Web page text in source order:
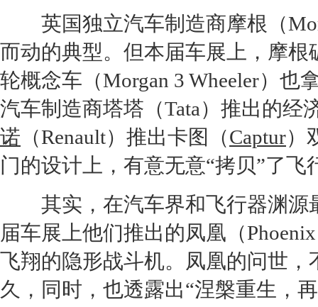
英国独立汽车制造商摩根 （
而动的典型。但本届车展上， 摩根
轮概念车 （Morgan 3 Wheeler）
汽车制造商塔塔（Tata）推出的经
诺 （Renault）推出卡图（Captur）
门的设计上，有意无意“拷贝”了
其实，在汽车界和飞行器渊源
届车展上他们推出的凤凰（
飞翔的隐形战斗机。凤凰的问世，
久，同时，也透露出“涅槃重生，